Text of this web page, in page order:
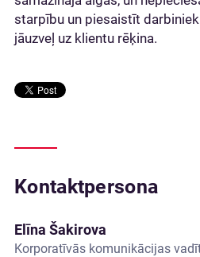
starpību un piesaistīt
jāuzveļ uz klientu rēķina.
Kontaktpersona
Elīna Šakirova
Korporatīvās komunikācijas